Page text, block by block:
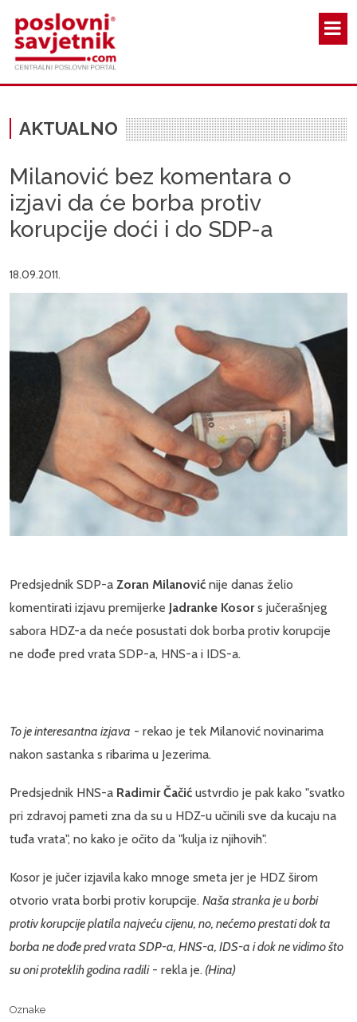
AKTUALNO
Milanović bez komentara o
izjavi da će borba protiv
korupcije doći i do SDP-a
18.09.2011.
Predsjednik SDP-a Zoran Milanović nije danas želio
komentirati izjavu premijerke Jadranke Kosors jučerašnjeg
sabora HDZ-a da neće posustati dok borba protiv korupcije
ne dođe pred vrata SDP-a, HNS-a i IDS-a.
To je interesantna izjava - rekao je tek Milanović novinarima
nakon sastanka s ribarima u Jezerima.
Predsjednik HNS-a Radimir Čačić ustvrdio je pak kako "svatko
pri zdravoj pameti zna da su u HDZ-u učinili sve da kucaju na
tuđa vrata", no kako je očito da "kulja iz njihovih".
Kosor je jučer izjavila kako mnoge smeta jer je HDZ širom
otvorio vrata borbi protiv korupcije. Naša stranka je u borbi
protiv korupcije platila najveću cijenu, no, nećemo prestati dok ta
borba ne dođe pred vrata SDP-a, HNS-a, IDS-a i dok ne vidimo što
su oni proteklih godina radili- rekla je. (Hina)
Oznake